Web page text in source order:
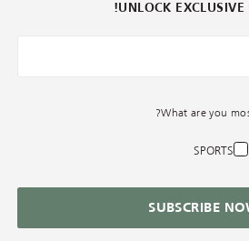
UNLOCK EXCLUSIVE
What are you
SPORTS
SUBSCRIBE